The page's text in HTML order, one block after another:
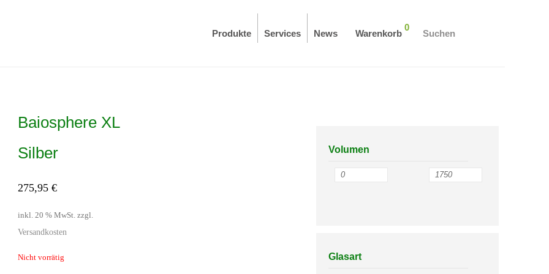
Suchen
Warenkorb
0
Produkte Services News
Baiosphere XL
Silber
275,95 €
inkl. 20 % MwSt. zzgl.
Versandkosten
Nicht vorrätig
Volumen
Glasart